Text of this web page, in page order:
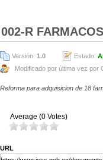
002-R
Versión: 1.0 Estado:
Modificado por última vez por
Reforma para adquisicion de 18
Average (0 Votes)
URL